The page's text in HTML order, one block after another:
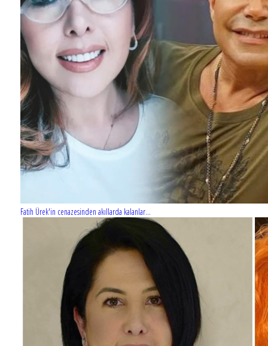
Fatih Ürek'in cenazesinden akıllarda kalanlar...